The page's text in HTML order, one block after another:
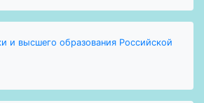
и высшего образования Российской